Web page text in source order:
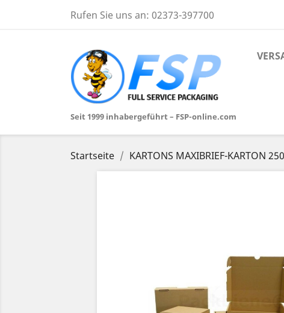
Rufen Sie uns an: 02373-397700
Seit 1999 inhabergeführt – FSP-online.com
Startseite KARTONS MAXIBRIEF-KARTON